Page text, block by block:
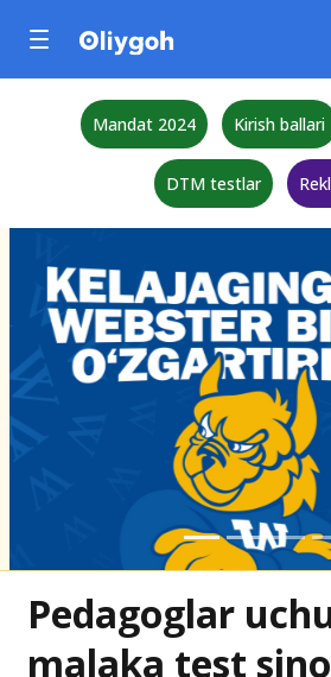
Mandat 2024 Kirish ballari
DTM testlar
Pedagoglar
malaka test